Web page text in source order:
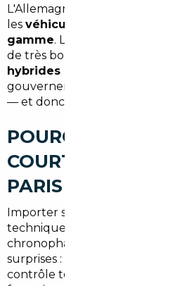
L'Allemagne est
les véhicules premium et les
gamme. La Belgique et les
de très bonnes opportunités
hybrides et électriques
gouvernementales qui ont
— et donc le marché de
POURQUOI FAIRE
COURTIER
PARIS 19ÈME
Importer seul un véhicule
techniquement possible. Mais
chronophage, et souvent
surprises : documents
contrôle technique non